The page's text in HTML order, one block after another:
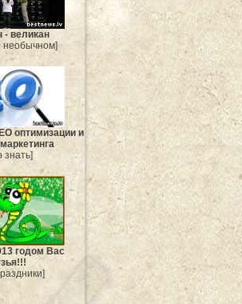
- великан
необычном]
оптимизации и
знать]
годом Вас